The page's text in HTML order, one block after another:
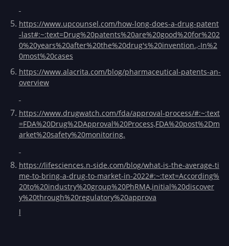
https://www.upcounsel.com/how-long-does-a-drug-patent
-last#:~:text=Drug%20patents%20are%20good%20for%202
0%20years%20after%20the%20drug's%20invention.,-In%2
0most%20cases
https://www.alacrita.com/blog/pharmaceutical-patents-an-
overview
https://www.drugwatch.com/fda/approval-process/#:~:text
=FDA%20Drug%2DApproval%20Process,FDA%20post%2Dm
arket%20safety%20monitoring.
https://lifesciences.n-side.com/blog/what-is-the-average-ti
me-to-bring-a-drug-to-market-in-2022#:~:text=According%
20to%20industry%20group%20PhRMA,initial%20discover
y%20through%20regulatory%20approva
l